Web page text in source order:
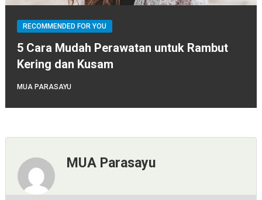
RECOMMENDED FOR YOU
5 Cara Mudah Perawatan untuk Rambut
Kering dan Kusam
MUA PARASAYU
MUA Parasayu